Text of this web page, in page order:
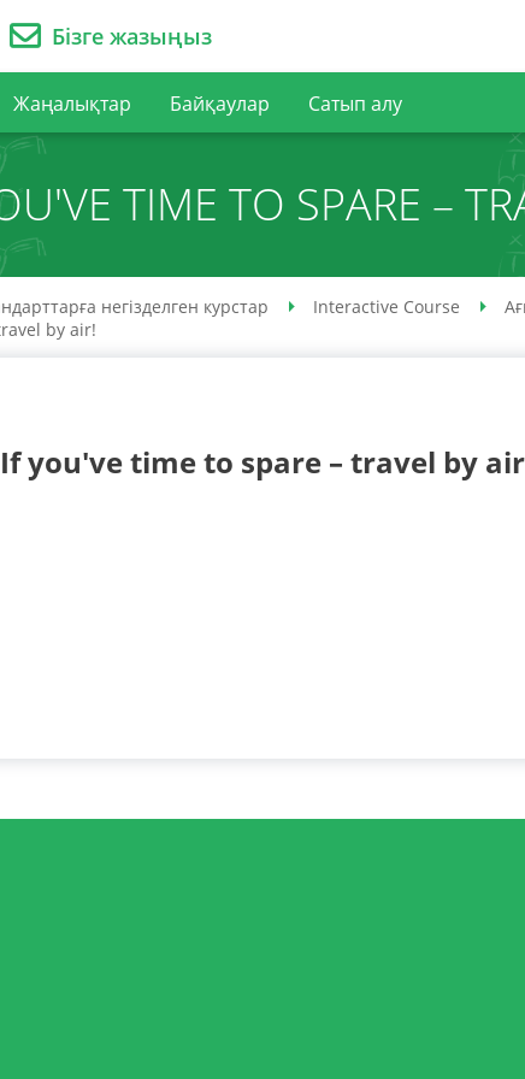
Бізге жазыңыз
Жаңалықтар Байқаулар Сатып алу
TIME TO SPARE –
негізделген курстар Interactive Course
by air!
you've time to spare – travel by